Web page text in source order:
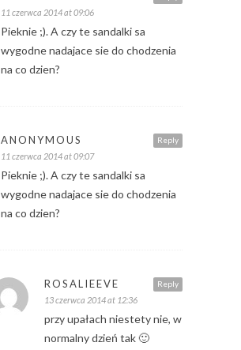
11 czerwca 2014 at 09:06
Pieknie ;). A czy te sandalki sa
wygodne nadajace sie do chodzenia
na co dzien?
Reply
ANONYMOUS
11 czerwca 2014 at 09:07
Pieknie ;). A czy te sandalki sa
wygodne nadajace sie do chodzenia
na co dzien?
Reply
ROSALIEEVE
13 czerwca 2014 at 12:36
przy upałach niestety nie, w
normalny dzień tak 🙂